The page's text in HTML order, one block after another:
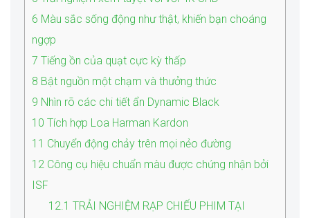
6 Màu sắc sống động như thật, khiến bạn choáng
ngợp
7 Tiếng ồn của quạt cực kỳ thấp
8 Bật nguồn một chạm và thưởng thức
9 Nhìn rõ các chi tiết ẩn Dynamic Black
10 Tích hợp Loa Harman Kardon
11 Chuyển động chảy trên mọi nẻo đường
12 Công cụ hiệu chuẩn màu được chứng nhận bởi
ISF
12.1 TRẢI NGHIỆM RẠP CHIẾU PHIM TẠI